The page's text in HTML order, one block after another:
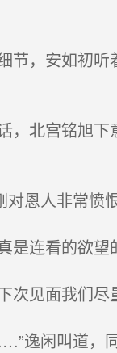
，安如初
北宫铭旭
恩人非常愤
连看的欲望
见面我们尽
闲叫道，同